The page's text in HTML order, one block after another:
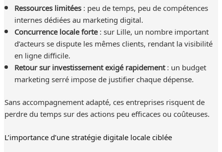
Ressources limitées: peu de temps, peu de compétences
internes dédiées au marketing digital.
Concurrence locale forte: sur Lille, un nombre important
d’acteurs se dispute les mêmes clients, rendant la visibilité
en ligne difficile.
Retour sur investissement exigé rapidement: un budget
marketing serré impose de justifier chaque dépense.
Sans accompagnement adapté, ces entreprises risquent de
perdre du temps sur des actions peu efficaces ou coûteuses.
L’importance d’une stratégie digitale locale ciblée